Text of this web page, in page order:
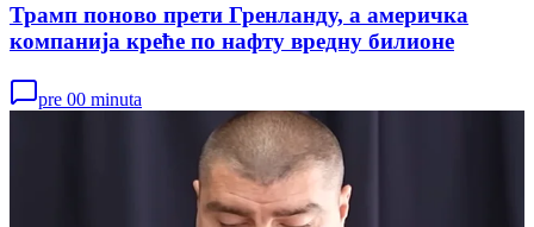
Трамп поново прети Гренланду, а америчка
компанија креће по нафту вредну билионе
pre 00 minuta